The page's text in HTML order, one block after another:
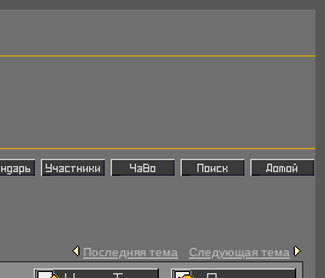
Последняя тема Следующая тема